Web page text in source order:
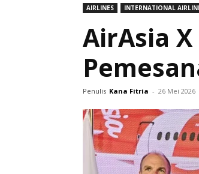
AIRLINES INTERNATIONAL
AirAsia
Penulis Kana Fitria - 26 Mei 2026